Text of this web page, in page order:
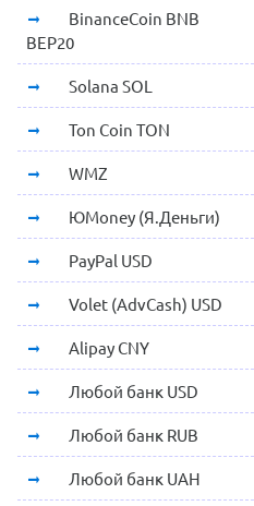
BinanceCoin BNB
BEP20
Solana SOL
Ton Coin TON
WMZ
ЮMoney (Я.Деньги)
PayPal USD
Volet (AdvCash) USD
Alipay CNY
Любой банк USD
Любой банк RUB
Любой банк UAH